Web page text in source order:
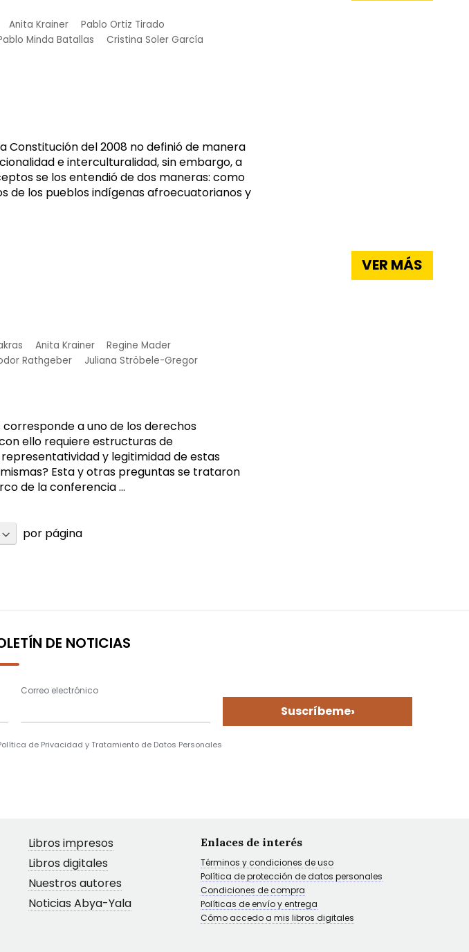
Anita Krainer
Pablo Ortiz Tirado
Minda Batallas
Cristina Soler García
Constitución del 2008 no definió de manera
e interculturalidad, sin embargo, a
se los entendió de dos maneras: como
de los pueblos indígenas afroecuatorianos y
Anita Krainer
Regine Mader
Rathgeber
Juliana Ströbele-Gregor
a uno de los derechos
ello requiere estructuras de
y legitimidad de estas
Esta y otras preguntas se trataron
de la conferencia ...
VER MÁS
por página
DE NOTICIAS
Correo electrónico
Suscríbeme›
de Privacidad y Tratamiento de Datos Personales
Libros impresos
Libros digitales
Nuestros autores
Noticias Abya-Yala
Enlaces de interés
Términos y condiciones de uso
Política de protección de datos personales
Condiciones de compra
Políticas de envío y entrega
Cómo accedo a mis libros digitales